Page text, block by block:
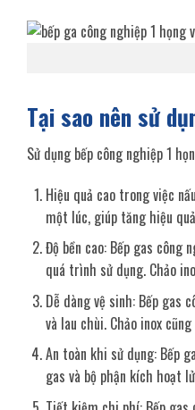
Tại sao nên sử
Sử dụng bếp công nghiệp 1
Hiệu quả cao trong việc
một lúc, giúp tăng hiệu
Độ bền cao: Bếp gas công
quá trình sử dụng. Chảo
Dễ dàng vệ sinh: Bếp gas
và lau chùi. Chảo inox
An toàn khi sử dụng: Bếp
gas và bộ phận kích hoạt